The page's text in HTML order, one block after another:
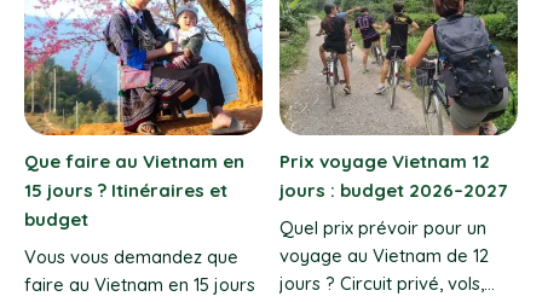
12
12
Meilleurs plats du Vietnam
selon chaque région
Découvrez les plats
incontournables du Vietnam
par région, de Hanoï à
Meilleurs hôtels à
confort et ambiance
dynamique
Sélection des meilleurs
hôtels à Saigon : hôtels